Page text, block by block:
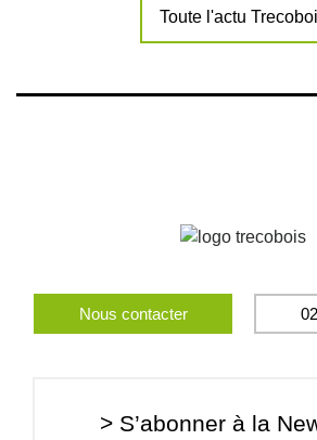
Toute l'actu
Nous contacter
> S’abonner à la